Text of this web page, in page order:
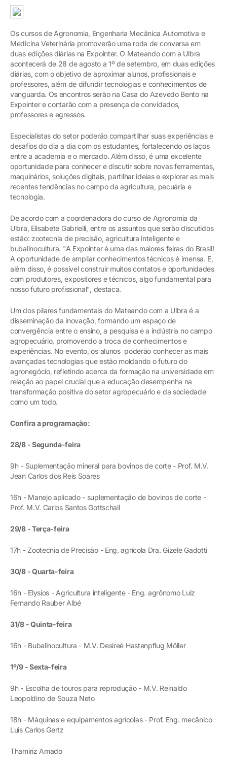
Os cursos de Agronomia, Engenharia Mecânica Automotiva e
Medicina Veterinária promoverão uma roda de conversa em
duas edições diárias na Expointer. O Mateando com a Ulbra
acontecerá de 28 de agosto a 1º de setembro, em duas edições
diárias, com o objetivo de aproximar alunos, profissionais e
professores, além de difundir tecnologias e conhecimentos de
vanguarda. Os encontros serão na Casa do Azevedo Bento na
Expointer e contarão com a presença de convidados,
professores e egressos.
Especialistas do setor poderão compartilhar suas experiências e
desafios do dia a dia com os estudantes, fortalecendo os laços
entre a academia e o mercado. Além disso, é uma excelente
oportunidade para conhecer e discutir sobre novas ferramentas,
maquinários, soluções digitais, partilhar ideias e explorar as mais
recentes tendências no campo da agricultura, pecuária e
tecnologia.
De acordo com a coordenadora do curso de Agronomia da
Ulbra, Elisabete Gabrielli, entre os assuntos que serão discutidos
estão: zootecnia de precisão, agricultura inteligente e
bubalinocultura. "A Expointer é uma das maiores feiras do Brasil!
A oportunidade de ampliar conhecimentos técnicos é imensa. E,
além disso, é possível construir muitos contatos e oportunidades
com produtores, expositores e técnicos, algo fundamental para
nosso futuro profissional", destaca.
Um dos pilares fundamentais do Mateando com a Ulbra é a
disseminação da inovação, formando um espaço de
convergência entre o ensino, a pesquisa e a indústria no campo
agropecuário, promovendo a troca de conhecimentos e
experiências. No evento, os alunos poderão conhecer as mais
avançadas tecnologias que estão moldando o futuro do
agronegócio, refletindo acerca da formação na universidade em
relação ao papel crucial que a educação desempenha na
transformação positiva do setor agropecuário e da sociedade
como um todo.
Confira a programação:
28/8 - Segunda-feira
9h - Suplementação mineral para bovinos de corte - Prof. M.V.
Jean Carlos dos Reis Soares
16h - Manejo aplicado - suplementação de bovinos de corte -
Prof. M.V. Carlos Santos Gottschall
29/8 - Terça-feira
17h - Zootecnia de Precisão - Eng. agrícola Dra. Gizele Gadotti
30/8 - Quarta-feira
16h - Elysios - Agricultura inteligente - Eng. agrônomo Luiz
Fernando Rauber Albé
31/8 - Quinta-feira
16h - Bubalinocultura - M.V. Desireé Hastenpflug Möller
1º/9 - Sexta-feira
9h - Escolha de touros para reprodução - M.V. Reinaldo
Leopoldino de Souza Neto
18h - Máquinas e equipamentos agrícolas - Prof. Eng. mecânico
Luis Carlos Gertz
Thamiriz Amado